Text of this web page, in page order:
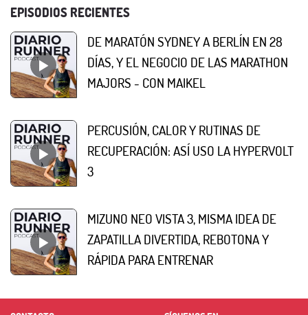
EPISODIOS RECIENTES
DE MARATÓN SYDNEY A BERLÍN EN 28
DÍAS, Y EL NEGOCIO DE LAS MARATHON
MAJORS - CON MAIKEL
PERCUSIÓN, CALOR Y RUTINAS DE
RECUPERACIÓN: ASÍ USO LA HYPERVOLT
3
MIZUNO NEO VISTA 3, MISMA IDEA DE
ZAPATILLA DIVERTIDA, REBOTONA Y
RÁPIDA PARA ENTRENAR